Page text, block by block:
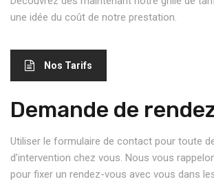
une idée du coût de notre prestation.
Nos Tarifs
Demande de
Utiliser le formulaire de contact pour toute
d’intervention chez vous. Nous vous
pour fixer un rendez-vous avec vous dans